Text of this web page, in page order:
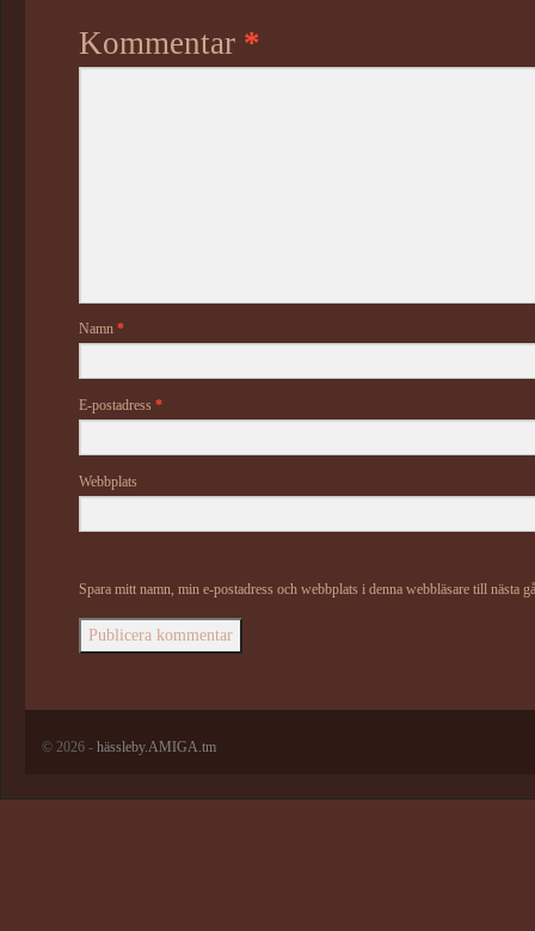
Kommentar *
Namn *
E-postadress *
Webbplats
Spara mitt namn, min e-postadress och webbplats i denna webbläsare till nästa
© 2026 - hässleby.AMIGA.tm